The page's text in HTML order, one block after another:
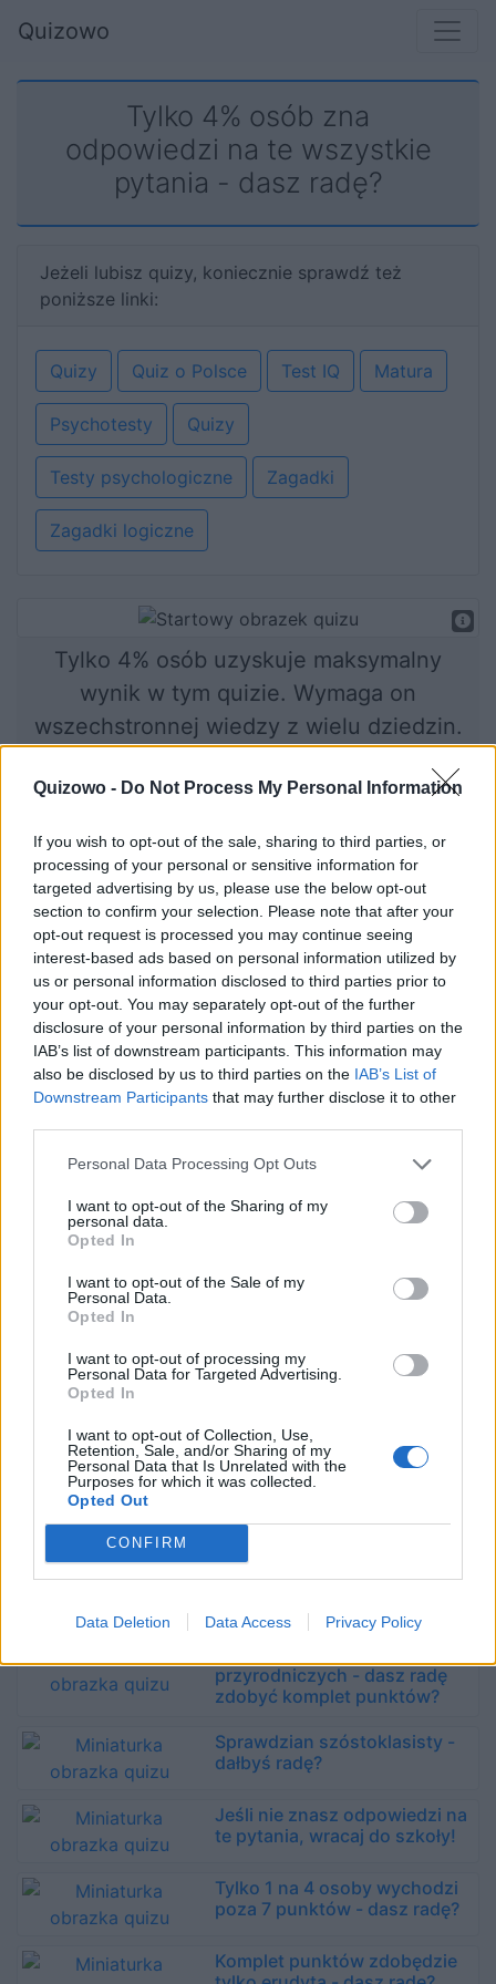
Quizowo - Do Not Process My Personal Information
If you wish to opt-out of the sale, sharing to third parties, or
processing of your personal or sensitive information for
targeted advertising by us, please use the below opt-out
section to confirm your selection. Please note that after your
opt-out request is processed you may continue seeing
interest-based ads based on personal information utilized by
us or personal information disclosed to third parties prior to
your opt-out. You may separately opt-out of the further
disclosure of your personal information by third parties on the
IAB’s list of downstream participants. This information may
also be disclosed by us to third parties on the IAB’s List of
Downstream Participants that may further disclose it to other
Personal Data Processing Opt Outs
I want to opt-out of the Sharing of my
personal data.
Opted In
I want to opt-out of the Sale of my
Personal Data.
Opted In
I want to opt-out of processing my
Personal Data for Targeted Advertising.
Opted In
I want to opt-out of Collection, Use,
Retention, Sale, and/or Sharing of my
Personal Data that Is Unrelated with the
Purposes for which it was collected.
Opted Out
CONFIRM
Data Deletion Data Access Privacy Policy
Quizowo
Tylko 4% osób zna
odpowiedzi na te wszystkie
pytania - dasz radę?
Jeżeli lubisz quizy, koniecznie sprawdź też
poniższe linki:
Quizy Quiz o Polsce Test IQ Matura
Psychotesty Quizy
Testy psychologiczne Zagadki
Zagadki logiczne
Tylko 4% osób uzyskuje maksymalny
wynik w tym quizie. Wymaga on
wszechstronnej wiedzy z wielu dziedzin.
Jesteś gotów na niemałe wyzwanie? To
Rozpocznij quiz
bez problemu odpowiedzieć
wiedzieć z podstawówki
Anioły i diabły w kulturze - ile
przyrodniczych - dasz radę
zdobyć komplet punktów?
Sprawdzian szóstoklasisty -
dałbyś radę?
Jeśli nie znasz odpowiedzi na
te pytania, wracaj do szkoły!
Tylko 1 na 4 osoby wychodzi
poza 7 punktów - dasz radę?
Komplet punktów zdobędzie